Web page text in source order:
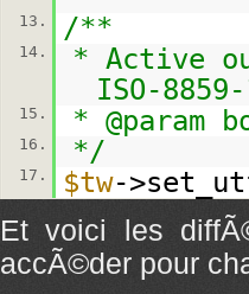
13.
/**
14.
* Active
ISO-
15. * @param
16. */
17. $tw-
Et voici les
accÃ©der pour